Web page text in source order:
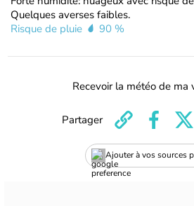
Quelques averses faibles.
Risque de pluie
90 %
Recevoir la météo de ma
Ajouter à vos sources
Partager